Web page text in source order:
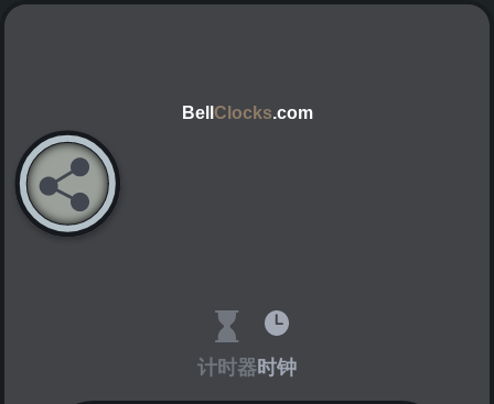
Bell Clocks.com
计时器时钟